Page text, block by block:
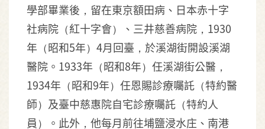
學部畢業後，留在東京額田病、日本赤十字
社病院（紅十字會）、三井慈善病院，1930
年（昭和5年）4月回臺，於溪湖街開設溪湖
醫院。1933年（昭和8年）任溪湖街公醫，
1934年（昭和9年）任恩賜診療囑託（特約醫
師）及臺中慈惠院自宅診療囑託（特約人
員）。此外，他每月前往埔鹽浸水庄、南港